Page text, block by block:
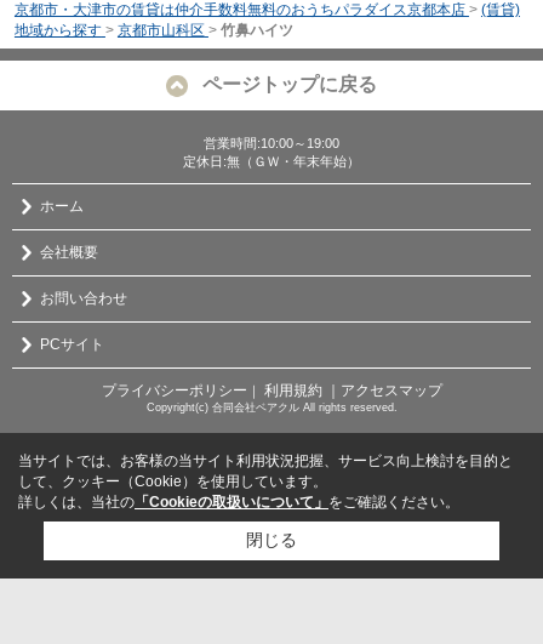
京都市・大津市の賃貸は仲介手数料無料のおうちパラダイス京都本店 > (賃貸)
地域から探す > 京都市山科区 > 竹鼻ハイツ
ページトップに戻る
営業時間:10:00～19:00
定休日:無（ＧＷ・年末年始）
ホーム
会社概要
お問い合わせ
PCサイト
プライバシーポリシー ｜ 利用規約 ｜アクセスマップ
Copyright(c) 合同会社ベアクル All rights reserved.
当サイトでは、お客様の当サイト利用状況把握、サービス向上検討を目的と
して、クッキー（Cookie）を使用しています。
詳しくは、当社の 「Cookieの取扱いについて」 をご確認ください。
閉じる